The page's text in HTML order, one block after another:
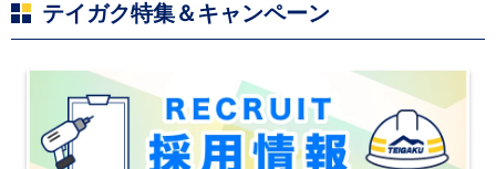
テイガク特集＆キャンペーン